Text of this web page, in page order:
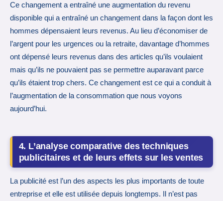
Ce changement a entraîné une augmentation du revenu
disponible qui a entraîné un changement dans la façon dont les
hommes dépensaient leurs revenus. Au lieu d’économiser de
l’argent pour les urgences ou la retraite, davantage d’hommes
ont dépensé leurs revenus dans des articles qu’ils voulaient
mais qu’ils ne pouvaient pas se permettre auparavant parce
qu’ils étaient trop chers. Ce changement est ce qui a conduit à
l’augmentation de la consommation que nous voyons
aujourd’hui.
4. L’analyse comparative des techniques
publicitaires et de leurs effets sur les ventes
La publicité est l’un des aspects les plus importants de toute
entreprise et elle est utilisée depuis longtemps. Il n’est pas